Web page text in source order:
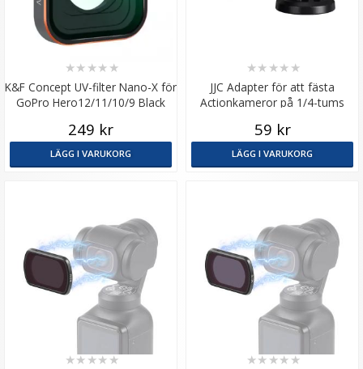
K&F Concept UV-filter Nano-X för
GoPro Hero12/11/10/9 Black
★★ ★★ ★
249 kr
LÄGG I VARUKORG
JJC Adapter för att fästa
Actionkameror på 1/4-tums
★★ ★★ ★
59 kr
LÄGG I VARUKORG
★★★★★ ★★★★★